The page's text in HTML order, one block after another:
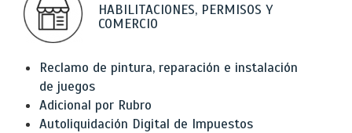
HABILITACIONES, PERMISOS Y
COMERCIO
Reclamo de pintura, reparación e instalación
de juegos
Adicional por Rubro
Autoliquidación Digital de Impuestos